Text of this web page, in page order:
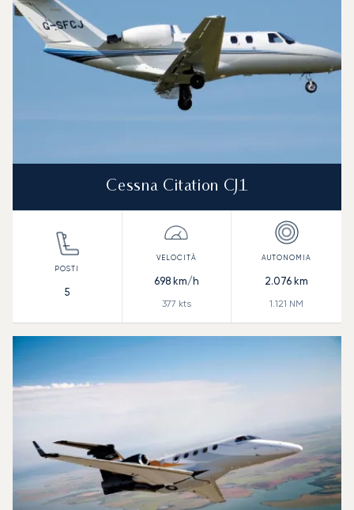
Cessna Citation CJ1
5
698km/h
377 kts
2.076 km
1.121 NM